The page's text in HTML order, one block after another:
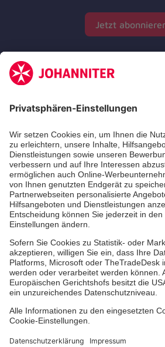
Jetzt
Zertifizierung der Johanniter-
Die Johanniter GmbH führt das
des Deutschen
Dienste &
Mitarbeiten &